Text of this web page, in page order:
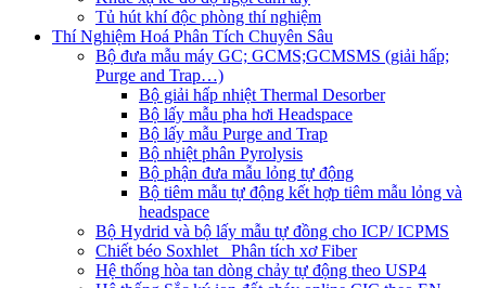
Tủ hút khí độc phòng thí nghiệm
Thí Nghiệm Hoá Phân Tích Chuyên Sâu
Bộ đưa mẫu máy GC; GCMS;GCMSMS (giải hấp;
Purge and Trap…)
Bộ giải hấp nhiệt Thermal Desorber
Bộ lấy mẫu pha hơi Headspace
Bộ lấy mẫu Purge and Trap
Bộ nhiệt phân Pyrolysis
Bộ phận đưa mẫu lỏng tự động
Bộ tiêm mẫu tự động kết hợp tiêm mẫu lỏng và
headspace
Bộ Hydrid và bộ lấy mẫu tự đồng cho ICP/ ICPMS
Chiết béo Soxhlet_ Phân tích xơ Fiber
Hệ thống hòa tan dòng chảy tự động theo USP4